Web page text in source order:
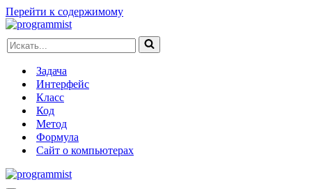
Перейти к содержимому
Искать...
Задача
Интерфейс
Класс
Код
Метод
Формула
Сайт о компьютерах